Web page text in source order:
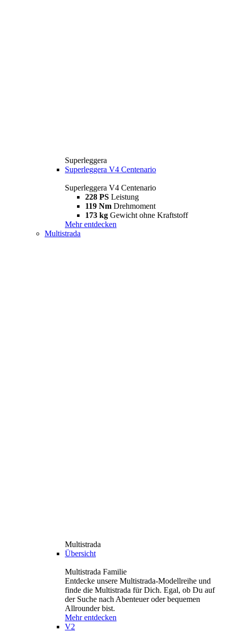
Superleggera
Superleggera V4 Centenario
Superleggera V4 Centenario
228 PS Leistung
119 Nm Drehmoment
173 kg Gewicht ohne Kraftstoff
Mehr entdecken
Multistrada
Multistrada
Übersicht
Multistrada Familie
Entdecke unsere Multistrada-Modellreihe und
finde die Multistrada für Dich. Egal, ob Du auf
der Suche nach Abenteuer oder bequemen
Allrounder bist.
Mehr entdecken
V2